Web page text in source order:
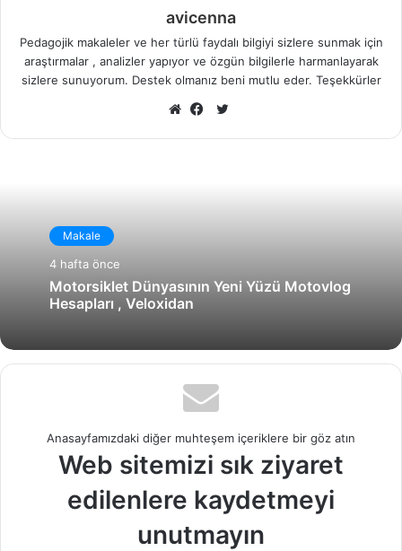
avicenna
Pedagojik makaleler ve her türlü faydalı bilgiyi sizlere sunmak için
araştırmalar , analizler yapıyor ve özgün bilgilerle harmanlayarak
sizlere sunuyorum. Destek olmanız beni mutlu eder. Teşekkürler
X
Makale
4 hafta önce
Motorsiklet Dünyasının Yeni Yüzü Motovlog
Hesapları , Veloxidan
Anasayfamızdaki diğer muhteşem içeriklere bir göz atın
Web sitemizi sık ziyaret
edilenlere kaydetmeyi
unutmayın